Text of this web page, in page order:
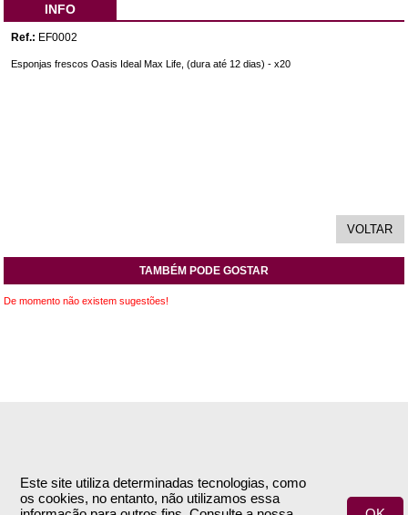
Este site utiliza determinadas tecnologias, como
os cookies, no entanto, não utilizamos essa
INFO
Ref.: EF0002
Esponjas frescos Oasis Ideal Max Life, (dura até 12 dias) - x20
TAMBÉM PODE GOSTAR
De momento não existem sugestões!
Empresa
Termos e Condições
Encomendas & Pagamentos
Envio